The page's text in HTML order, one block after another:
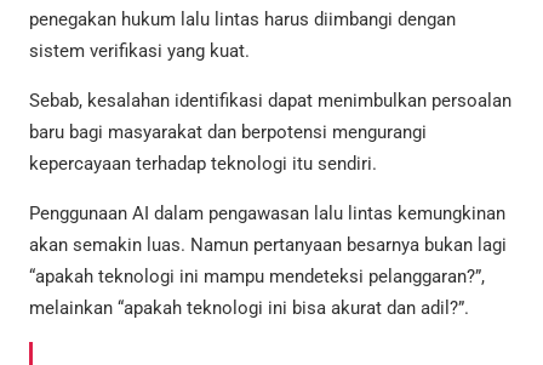
penegakan hukum lalu lintas harus diimbangi dengan
sistem verifikasi yang kuat.
Sebab, kesalahan identifikasi dapat menimbulkan persoalan
baru bagi masyarakat dan berpotensi mengurangi
kepercayaan terhadap teknologi itu sendiri.
Penggunaan AI dalam pengawasan lalu lintas kemungkinan
akan semakin luas. Namun pertanyaan besarnya bukan lagi
“apakah teknologi ini mampu mendeteksi pelanggaran?”,
melainkan “apakah teknologi ini bisa akurat dan adil?”.